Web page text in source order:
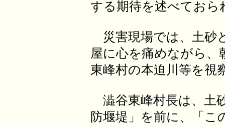
する期待を述べておら
災害現場では、土砂
屋に心を痛めながら、
東峰村の本迫川等を視
澁谷東峰村長は、土
防堰堤」を前に、「こ